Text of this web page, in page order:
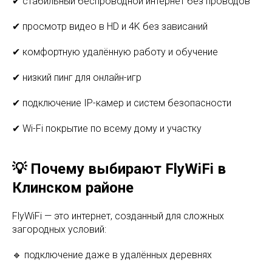
✔ просмотр видео в HD и 4K без зависаний
✔ комфортную удалённую работу и обучение
✔ низкий пинг для онлайн-игр
✔ подключение IP-камер и систем безопасности
✔ Wi-Fi покрытие по всему дому и участку
💡 Почему выбирают FlyWiFi в
Клинском районе
FlyWiFi — это интернет, созданный для сложных
загородных условий:
🔹 подключение даже в удалённых деревнях